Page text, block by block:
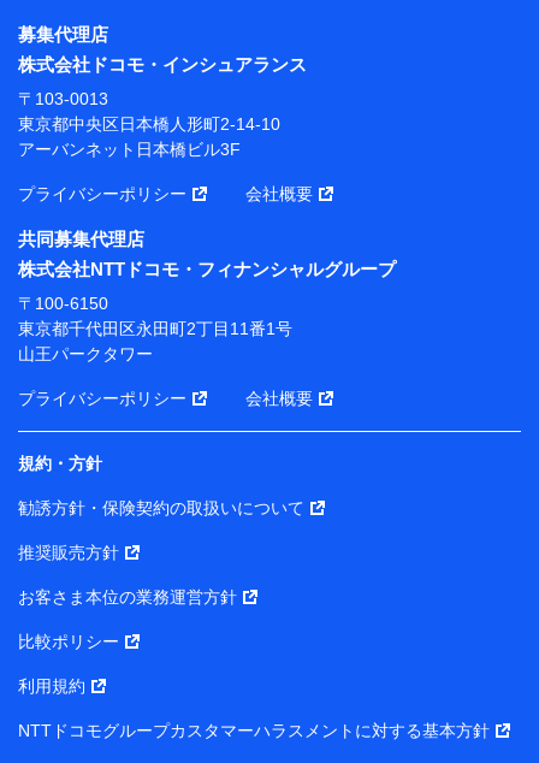
東京都中央区日本橋人形町2-14-10 アーバンネット日
本橋ビル 3F
長 吉村 忠義
※ 当社および株式会社NTTドコモは、お客さまの情報
ソナルデータ憲章」に定める行動原則を順守します 。
※ パーソナルデータダッシュボードの「第三者提供の
管理」の設定状態にかかわらず、共同利用する場合があ
ります。
※ dポイントクラブ会員ではないお客さま（2019年12
月11日以降、一度もdポイントクラブ会員であったこと
がないお客さまに限る）に関する、2019年12月10日以
前に取得した個人データは、こちら の利用目的の範囲内
当社は株式会社NTTドコモ・フィナンシャルグループ
との間で、以下のとおり個人データを共同利用しま
す。
【共同して利用される利用データの項目】
当社または株式会社NTTドコモ・フィナンシャルグルー
の個人データ
基本情報
性、連絡先、dポイントサービスのご利用に関する情報。例
募集代理店
株式会社ドコモ・インシュアランス
〒103-0013
東京都中央区日本橋人形町2-14-10
アーバンネット日本橋ビル3F
プライバシーポリシー 会社概要
共同募集代理店
株式会社NTTドコモ・フィナンシャルグループ
〒100-6150
東京都千代田区永田町2丁目11番1号
山王パークタワー
プライバシーポリシー 会社概要
規約・方針
勧誘方針・保険契約の取扱いについて
推奨販売方針
お客さま本位の業務運営方針
比較ポリシー
利用規約
NTTドコモグループカスタマーハラスメントに対する基本方針